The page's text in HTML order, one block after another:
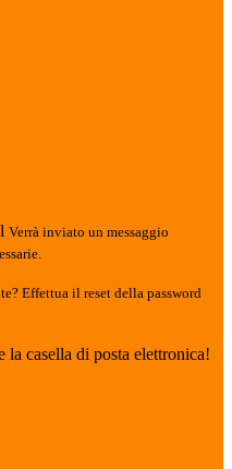
Verrà inviato un messaggio
Effettua il reset della password
casella di posta elettronica!